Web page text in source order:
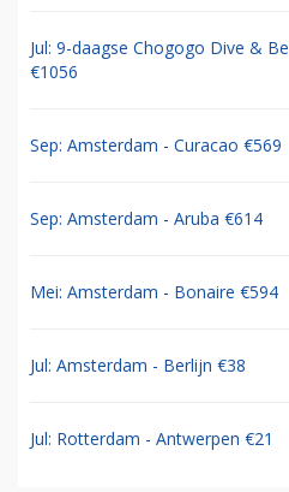
Jul: 9-daagse Chogogo Dive &
€1056
Sep: Amsterdam - Curacao €569
Sep: Amsterdam - Aruba €614
Mei: Amsterdam - Bonaire €594
Jul: Amsterdam - Berlijn €38
Jul: Rotterdam - Antwerpen €21